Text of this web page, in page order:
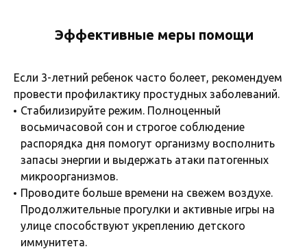
Эффективные меры помощи
Если 3-летний ребенок часто болеет, рекомендуем
провести профилактику простудных заболеваний.
Стабилизируйте режим. Полноценный
восьмичасовой сон и строгое соблюдение
распорядка дня помогут организму восполнить
запасы энергии и выдержать атаки патогенных
микроорганизмов.
Проводите больше времени на свежем воздухе.
Продолжительные прогулки и активные игры на
улице способствуют укреплению детского
иммунитета.